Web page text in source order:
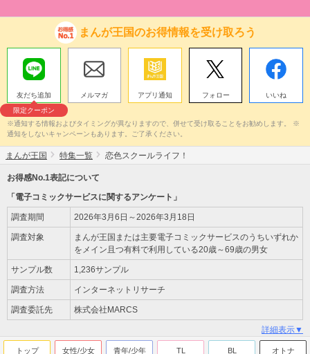
まんが王国のお得情報を受け取ろう
友だち追加
限定クーポン
メルマガ アプリ通知 フォロー いいね
※通知する情報およびタイミングが異なりますので、併せて受け取ることをお勧めします。 ※
通知をしないキャンペーンもあります。ご了承ください。
まんが王国 特集一覧 恋色スクールライフ！
お得感No.1表記について
「電子コミックサービスに関するアンケート」
調査期間 2026年3月6日～2026年3月18日
調査対象
まんが王国または主要電子コミックサービスのうちいずれか
をメイン且つ有料で利用している20歳～69歳の男女
サンプル数 1,236サンプル
調査方法 インターネットリサーチ
調査委託先 株式会社MARCS
詳細表示▼
トップ 女性/少女 青年/少年 TL BL オトナ